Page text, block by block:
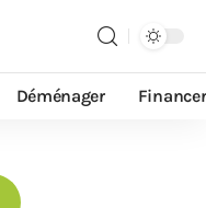
Déménager Financer